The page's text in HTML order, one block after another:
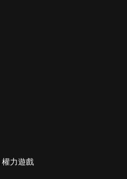
權力遊戲